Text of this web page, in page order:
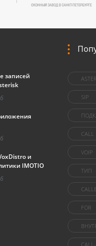
записей
и
IMOTIO
SIP
CALL
VOIP
ТИП
FOR